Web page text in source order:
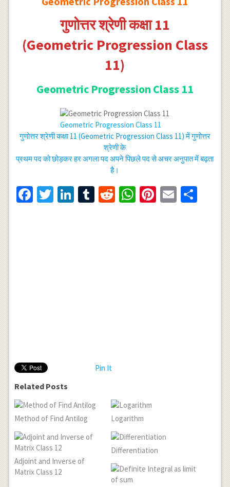
गुणोत्तर श्रेणी कक्षा 11
(Geometric Progression Class
11)
Geometric Progression Class 11
Geometric Progression Class 11
गुणोत्तर श्रेणी कक्षा 11 (Geometric Progression Class 11) में गुणोत्तर
श्रेणी के
प्रथम पद को छोड़कर हर अगला पद अपने पिछले पद से अचर अनुपात में बढ़ता
है।
Facebook
Twitter
LinkedIn
Tumblr
RedditWhatsApp
Pinterest
Email
Pin It
Related Posts
Method of Find Antilog Logarithm
Adjoint and Inverse of
Matrix Class 12
Differentiation